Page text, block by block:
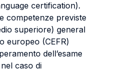
certification).
competenze previste
superiore) general
europeo (CEFR)
dell’esame
caso di